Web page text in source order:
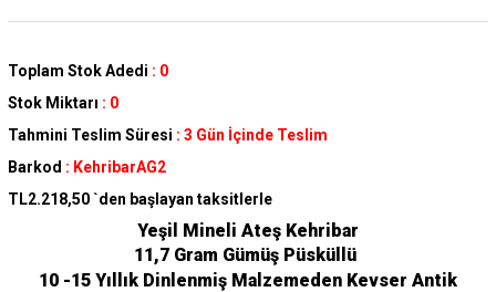
Toplam Stok Adedi : 0
Stok Miktarı : 0
Tahmini Teslim Süresi : 3 Gün İçinde Teslim
Barkod : KehribarAG2
TL2.218,50 `den başlayan taksitlerle
Yeşil Mineli Ateş Kehribar
11,7 Gram Gümüş Püsküllü
10 -15 Yıllık Dinlenmiş Malzemeden Kevser Antik